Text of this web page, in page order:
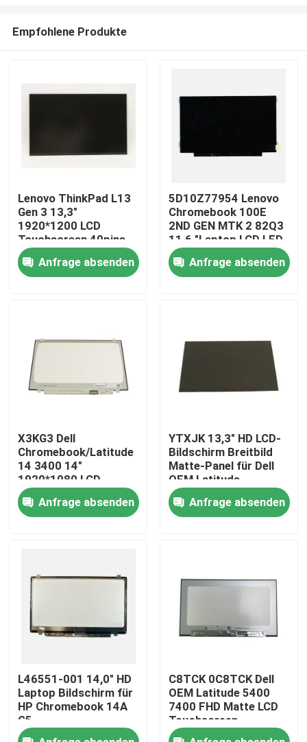
Nach Hause
Über uns
Kontakte
Produkte
Videos
Dell-LCD-Bildschirm-Ersatz
Acer-LCD-Bildschirm-Ersatz
Macbook-LCD-Bildschirm-Ersatz
Empfohlene Produkte
Lenovo ThinkPad L13
Gen 3 13,3"
1920*1200 LCD
Touchscreen 40pins
Enger R133NW4K R0
Anfrage absenden
5D10Z77954 Lenovo
Chromebook 100E
2ND GEN MTK 2 82Q3
11,6 "Laptop LCD LED-
Bildschirm
Anfrage absenden
X3KG3 Dell
Chromebook/Latitude
14 3400 14"
1920*1080 LCD-
Bildschirm Matte-
PanelAnfrage absenden
YTXJK 13,3" HD LCD-
Bildschirm Breitbild
Matte-Panel für Dell
OEM Latitude
5300/7300
NT133WHM-N61
Anfrage absenden
L46551-001 14,0" HD
Laptop Bildschirm für
HP Chromebook 14A
G5
C8TCK 0C8TCK Dell
OEM Latitude 5400
7400 FHD Matte LCD
Touchscreen-
Bildschirm